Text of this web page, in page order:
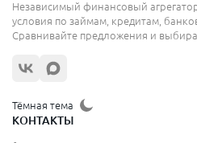
Сергиев Посад
Орехово-Зуево
Щёлково
Независимый финансовый
условия по займам, кредитам,
Сравнивайте предложения и
Тёмная тема
КОНТАКТЫ